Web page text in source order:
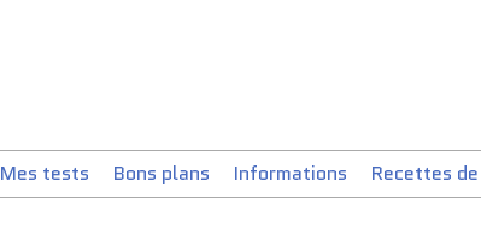
Mes tests Bons plans Informations Recettes